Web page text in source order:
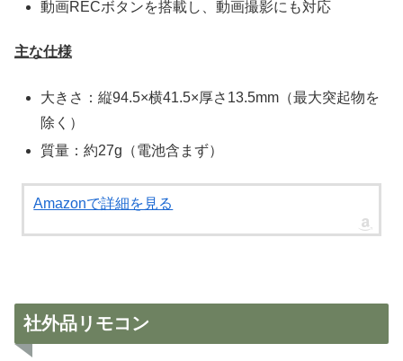
動画RECボタンを搭載し、動画撮影にも対応
主な仕様
大きさ：縦94.5×横41.5×厚さ13.5mm（最大突起物を
除く）
質量：約27g（電池含まず）
Amazonで詳細を見る
社外品リモコン